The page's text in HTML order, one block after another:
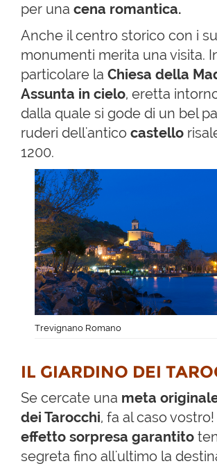
per una cena romantica.
Anche il centro storico con i
monumenti merita una visita.
particolare la Chiesa della
Assunta in cielo, eretta
dalla quale si gode di un bel
ruderi dell'antico castello
1200.
Trevignano Romano
IL GIARDINO DEI
Se cercate una meta
dei Tarocchi, fa al caso
effetto sorpresa garantito
segreta fino all'ultimo la